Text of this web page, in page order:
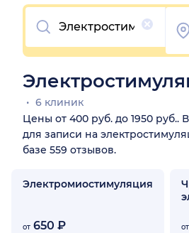
Очистить
6 клиник
Цены от 400 руб. до 1950 руб..
для записи на
базе 559 отзывов.
Электромиостимуляция
от 650 ₽ от